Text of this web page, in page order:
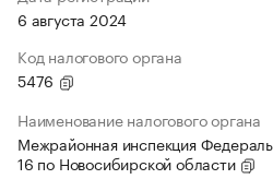
6 августа 2024
Код налогового органа
5476
Наименование налогового органа
Межрайонная инспекция
16 по Новосибирской области